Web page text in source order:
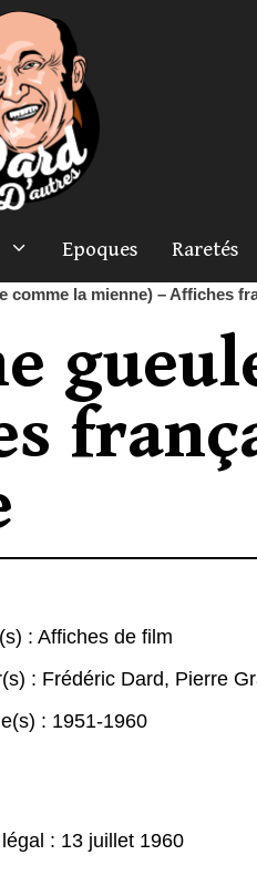
Epoques Raretés
comme la mienne) – Affiches
: Affiches de film
: Frédéric Dard, Pierre
: 1951-1960
: 13 juillet 1960